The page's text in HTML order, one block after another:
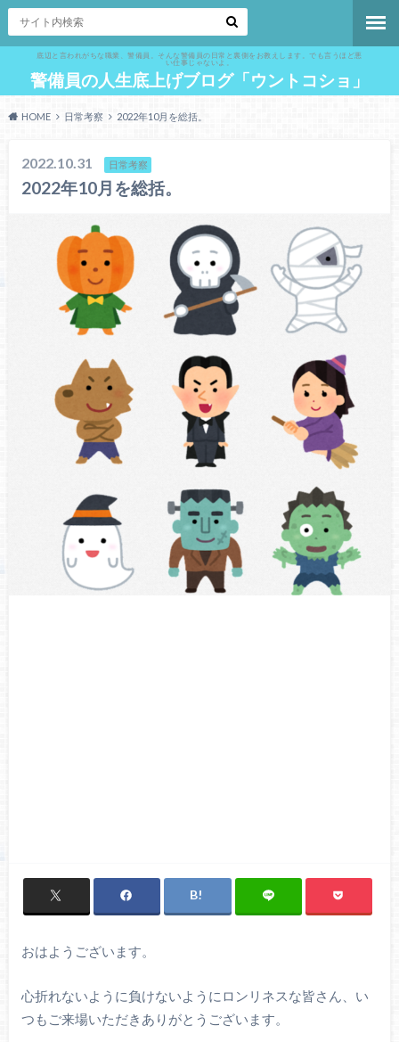
底辺と言われがちな職業、警備員。そんな警備員の日常と裏側をお教えします。でも言うほど悪
い仕事じゃないよ。
警備員の人生底上げブログ「ウントコショ」
HOME 日常考察 2022年10月を総括。
2022.10.31 日常考察
2022年10月を総括。
おはようございます。
心折れないように負けないようにロンリネスな皆さん、い
つもご来場いただきありがとうございます。